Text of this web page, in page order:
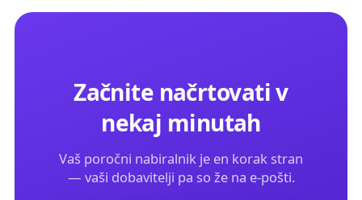
Začnite načrtovati v
nekaj minutah
Vaš poročni nabiralnik je en korak stran
— vaši dobavitelji pa so že na e-pošti.